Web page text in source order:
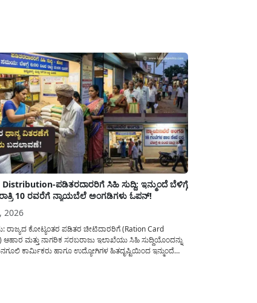
ಪಡಿತರದಾರರಿಗೆ ಸಿಹಿ ಸುದ್ದಿ: ಇನ್ಮುಂದೆ ಬೆಳಿಗ್ಗೆ
10 ರವರೆಗೆ ನ್ಯಾಯಬೆಲೆ ಅಂಗಡಿಗಳು ಓಪನ್!
2026
ರಾಜ್ಯದ ಕೋಟ್ಯಂತರ ಪಡಿತರ ಚೀಟಿದಾರರಿಗೆ (Ration Card
ಆಹಾರ ಮತ್ತು ನಾಗರಿಕ ಸರಬರಾಜು ಇಲಾಖೆಯು ಸಿಹಿ ಸುದ್ದಿಯೊಂದನ್ನು
ಕಾರ್ಮಿಕರು ಹಾಗೂ ಉದ್ಯೋಗಿಗಳ ಹಿತದೃಷ್ಟಿಯಿಂದ ಇನ್ಮುಂದೆ